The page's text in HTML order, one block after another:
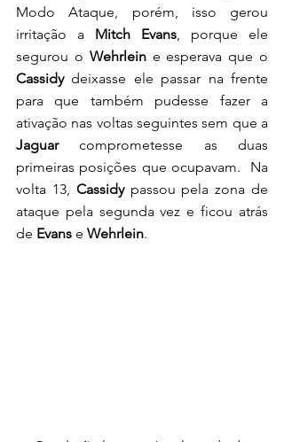
Modo Ataque, porém, isso gerou
irritação a Mitch Evans, porque ele
segurou o Wehrlein
Cassidy deixasse ele passar na frente
para que também pudesse fazer a
Jaguar comprometesse as duas
primeiras posições que ocupavam.  Na
volta 13, Cassidy passou pela zona de
ataque pela segunda vez e ficou atrás
de Evans e Wehrlein.